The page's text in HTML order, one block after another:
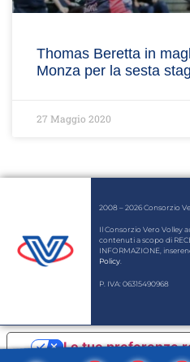
Thomas Beretta in
Monza per la sesta
27 Maggio 2020
2008 – 2026 Consorzio
Il Consorzio Vero Volley
contenuti a scopo di
INFORMAZIONE,
Policy.
P. IVA: 06315490968
Le tue preferenze